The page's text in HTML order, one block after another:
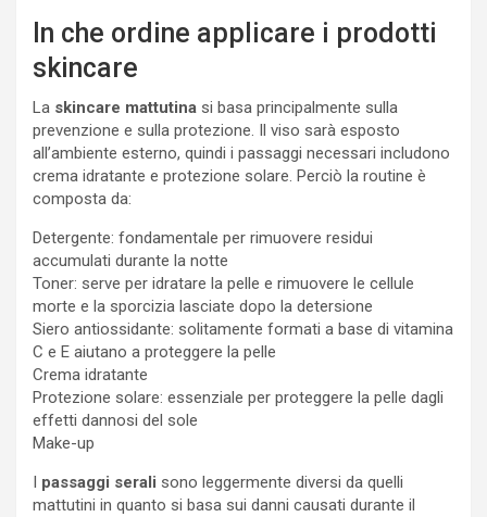
In che ordine applicare i prodotti
skincare
La skincare mattutina si basa principalmente sulla
prevenzione e sulla protezione. Il viso sarà esposto
all’ambiente esterno, quindi i passaggi necessari includono
crema idratante e protezione solare. Perciò la routine è
composta da:
Detergente: fondamentale per rimuovere residui
accumulati durante la notte
Toner: serve per idratare la pelle e rimuovere le cellule
morte e la sporcizia lasciate dopo la detersione
Siero antiossidante: solitamente formati a base di vitamina
C e E aiutano a proteggere la pelle
Crema idratante
Protezione solare: essenziale per proteggere la pelle dagli
effetti dannosi del sole
Make-up
passaggi serali sono leggermente diversi da quelli
mattutini in quanto si basa sui danni causati durante il